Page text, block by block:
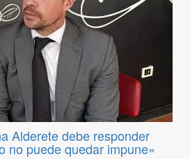
Alderete debe responder
no puede quedar impune»